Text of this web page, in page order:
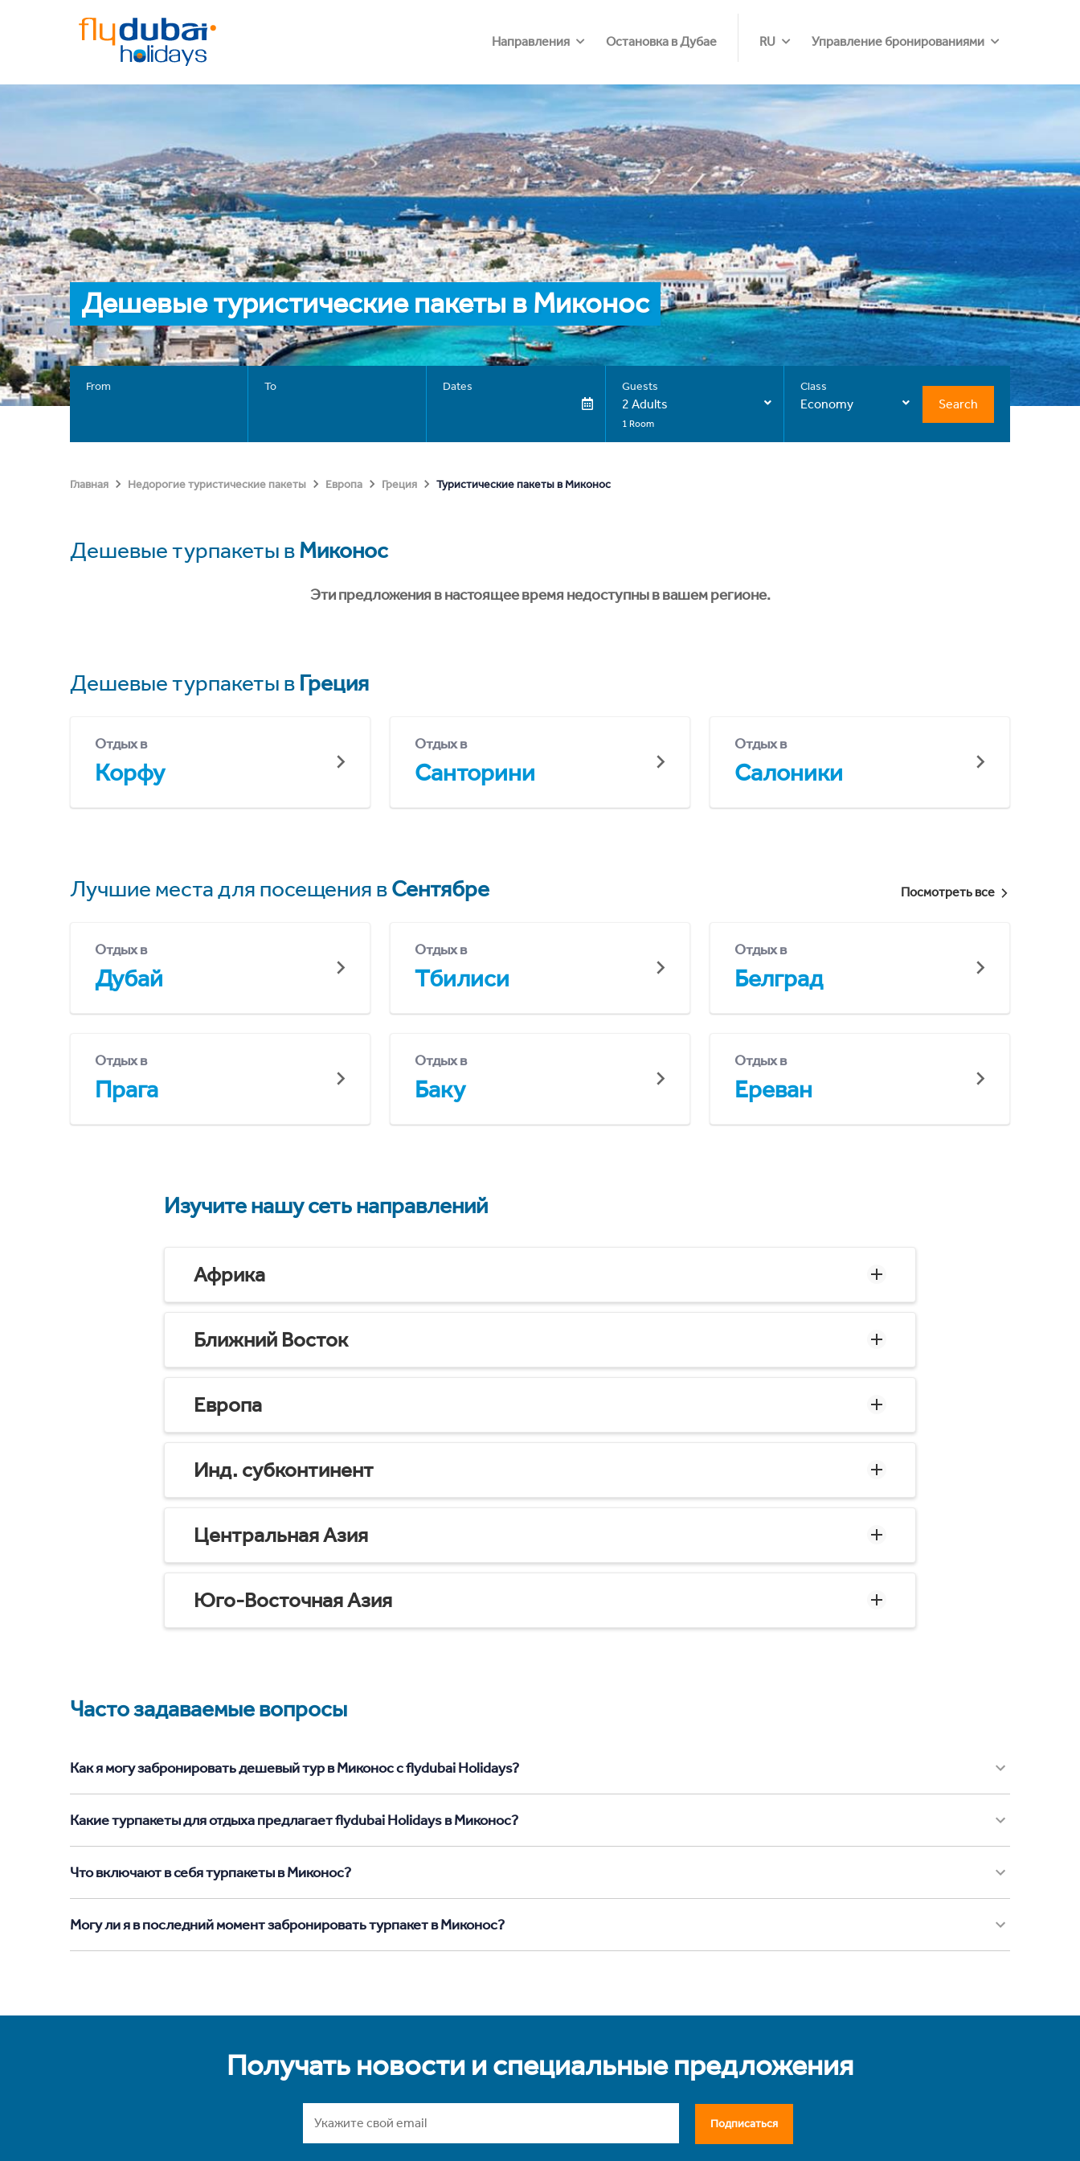
Направления Остановка в Дубае RU Управление бронированиями
Дешевые туристические пакеты в Миконос
From To Dates Guests
2 Adults
1 Room
Class
Economy Search
Главная Недорогие туристические пакеты Европа Греция Туристические пакеты в Миконос
Дешевые турпакеты вМиконос
Эти предложения в настоящее время недоступны в вашем регионе.
Дешевые турпакеты в Греция
Отдых в
Корфу
Отдых в
Санторини
Отдых в
Салоники
Лучшие места для посещения вСентябре Посмотреть все
Отдых в
Дубай
Отдых в
Тбилиси
Отдых в
Белград
Отдых в
Прага
Отдых в
Баку
Отдых в
Ереван
Изучите нашу сеть направлений
Африка
Ближний Восток
Европа
Инд. субконтинент
Центральная Азия
Юго-Восточная Азия
Часто задаваемые вопросы
Как я могу забронировать дешевый тур в Миконос с flydubai Holidays?
Какие турпакеты для отдыха предлагает flydubai Holidays в Миконос?
Что включают в себя турпакеты в Миконос?
Могу ли я в последний момент забронировать турпакет в Миконос?
Получать новости и специальные предложения
Подписаться